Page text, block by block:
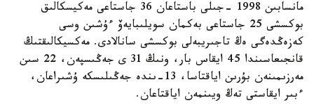
مانسابىن 1998 -جىلى باستاعان 36 جاستاعى مەكيسكالىق
بوكسشى 25 جاستاعى بەكمان سويلىبايەۆ ءۇشىن وسى
كەزەڭدەگى ەڭ تاجىريبەلى بوكسشى سانالادى. مەكسيكالىقتىڭ
قانجىعاسىندا 45 ايقاس بار، ونىڭ 31 ى جەڭىسپەن، 22 سىن
مەرزىمىنەن بۇرىن اياقتاسا، 13-ىندە جەڭىلىسكە ۇشىراعان،
ءبىر ايقاستى تەڭ ويىنمەن اياقتاعان.